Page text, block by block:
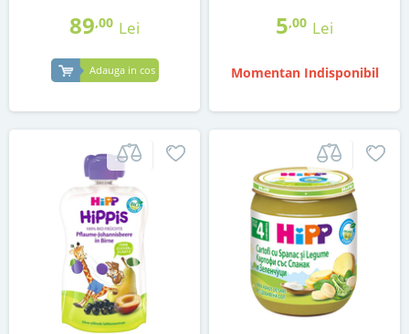
89,00 Lei
Adauga in cos
5,00 Lei
Momentan Indisponibil